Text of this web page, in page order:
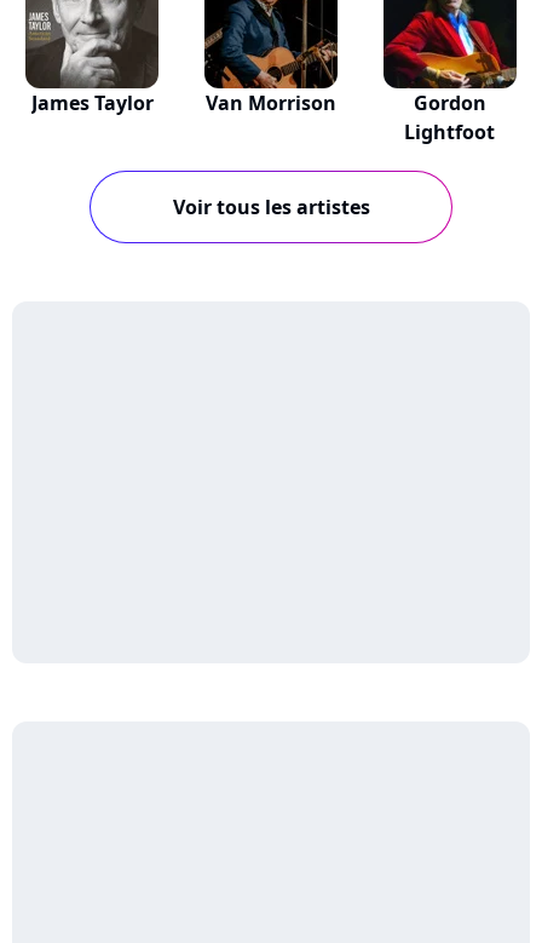
James Taylor Van Morrison
Gordon
Lightfoot
Voir tous les artistes